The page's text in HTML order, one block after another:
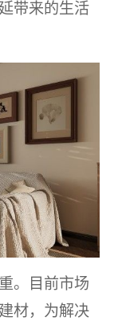
带来的生活
。目前市场
材，为解决